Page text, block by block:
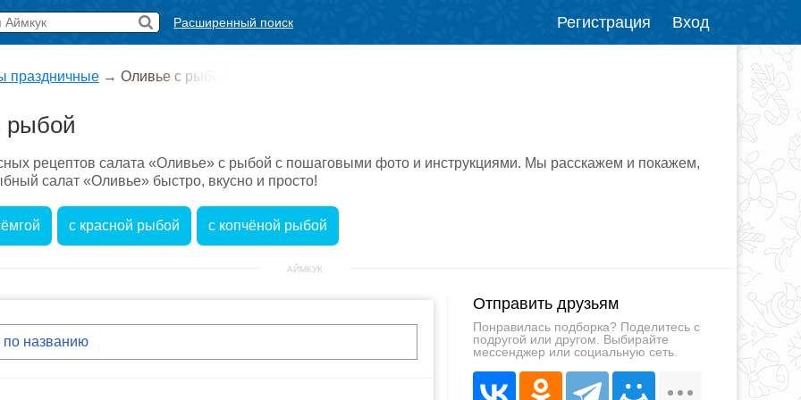
Расширенный поиск Регистрация Вход
праздничные → Оливье с рыбой
рыбой
рецептов салата «Оливье» с рыбой с пошаговыми фото и инструкциями. Мы расскажем и покажем,
салат «Оливье» быстро, вкусно и просто!
с красной рыбой с копчёной рыбой
АЙМКУК
Отправить друзьям
Понравилась подборка? Поделитесь с
подругой или другом. Выбирайте
мессенджер или социальную сеть.